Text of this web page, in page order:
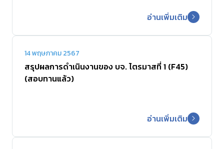
อ่านเพิ่มเติม
14 พฤษภาคม 2567
สรุปผลการดำเนินงานของ บจ. ไตรมาสที่ 1 (F45)
(สอบทานแล้ว)
อ่านเพิ่มเติม